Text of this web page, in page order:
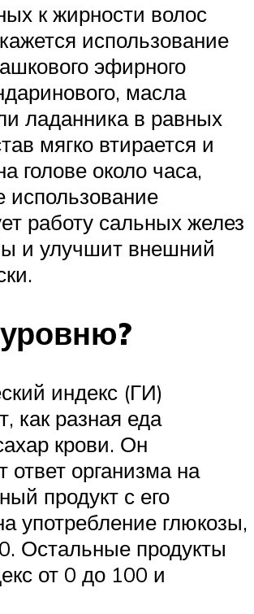
к жирности волос
использование
эфирного
масла
ладанника в равных
мягко втирается и
голове около часа,
использование
работу сальных желез
и улучшит внешний
индекс (ГИ)
как разная еда
крови. Он
ответ организма на
продукт с его
употребление глюкозы,
Остальные продукты
от 0 до 100 и